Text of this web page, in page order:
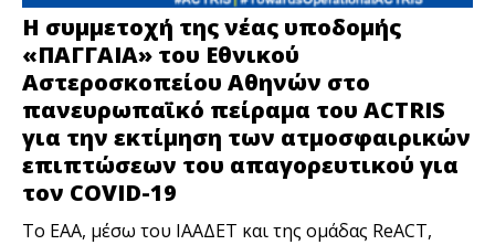
Η συμμετοχή της νέας υποδομής
«ΠΑΓΓΑΙΑ» του Εθνικού
Αστεροσκοπείου Αθηνών στο
πανευρωπαϊκό πείραμα του ACTRIS
για την εκτίμηση των ατμοσφαιρικών
επιπτώσεων του απαγορευτικού για
τον COVID-19
Το ΕΑΑ, μέσω του ΙΑΑΔΕΤ και της ομάδας ReACT,